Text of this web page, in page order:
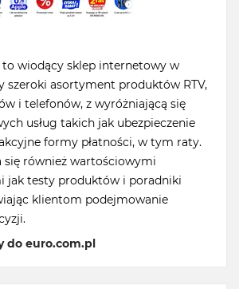
to wiodący sklep internetowy w
szeroki asortyment produktów RTV,
i telefonów, z wyróżniającą się
usług takich jak ubezpieczenie
formy płatności, w tym raty.
się również wartościowymi
jak testy produktów i poradniki
klientom podejmowanie
do euro.com.pl